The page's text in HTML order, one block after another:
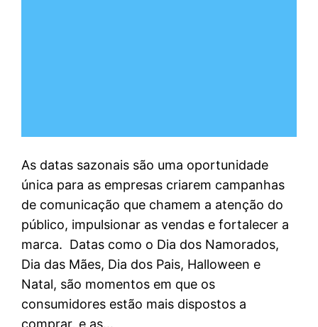
As datas sazonais são uma oportunidade
única para as empresas criarem campanhas
de comunicação que chamem a atenção do
público, impulsionar as vendas e fortalecer a
marca. Datas como o Dia dos Namorados,
Dia das Mães, Dia dos Pais, Halloween e
Natal, são momentos em que os
consumidores estão mais dispostos a
comprar, e as…